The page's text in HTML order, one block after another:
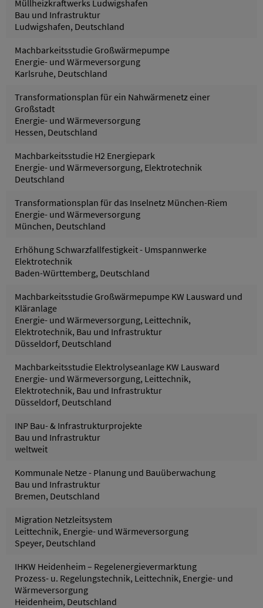
Müllheizkraftwerks Ludwigshafen
Bau und Infrastruktur
Ludwigshafen, Deutschland
Machbarkeitsstudie Großwärmepumpe
Energie- und Wärmeversorgung
Karlsruhe, Deutschland
Transformationsplan für ein Nahwärmenetz einer
Großstadt
Energie- und Wärmeversorgung
Hessen, Deutschland
Machbarkeitsstudie H2 Energiepark
Energie- und Wärmeversorgung, Elektrotechnik
Deutschland
Transformationsplan für das Inselnetz München-Riem
Energie- und Wärmeversorgung
München, Deutschland
Erhöhung Schwarzfallfestigkeit - Umspannwerke
Elektrotechnik
Baden-Württemberg, Deutschland
Machbarkeitsstudie Großwärmepumpe KW Lausward und
Kläranlage
Energie- und Wärmeversorgung, Leittechnik,
Elektrotechnik, Bau und Infrastruktur
Düsseldorf, Deutschland
Machbarkeitsstudie Elektrolyseanlage KW Lausward
Energie- und Wärmeversorgung, Leittechnik,
Elektrotechnik, Bau und Infrastruktur
Düsseldorf, Deutschland
INP Bau- & Infrastrukturprojekte
Bau und Infrastruktur
weltweit
Kommunale Netze - Planung und Bauüberwachung
Bau und Infrastruktur
Bremen, Deutschland
Migration Netzleitsystem
Leittechnik, Energie- und Wärmeversorgung
Speyer, Deutschland
IHKW Heidenheim – Regelenergievermarktung
Prozess- u. Regelungstechnik, Leittechnik, Energie- und
Wärmeversorgung
Heidenheim, Deutschland